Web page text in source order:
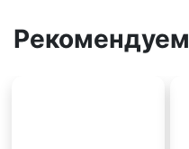
Рекомендуем